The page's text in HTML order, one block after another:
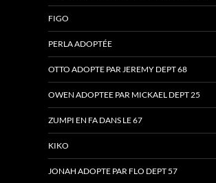
FIGO
PERLA ADOPTÉE
OTTO ADOPTE PAR JEREMY DEPT 68
OWEN ADOPTEE PAR MICKAEL DEPT 25
ZUMPI EN FA DANS LE 67
KIKO
JONAH ADOPTE PAR FLO DEPT 57